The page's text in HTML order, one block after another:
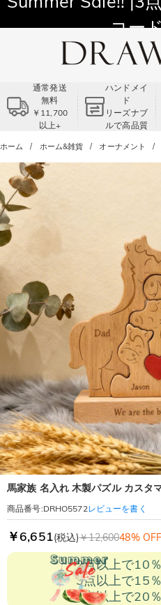
11,700円以上
Summer Sale!! |3
コー
通常発送
無料
￥11,700
以上+
ハンドメイ
ド
リーズナブ
ルで高品質
ホーム ホーム&雑貨 オーナメント
馬家族 名入れ 木製パズル カスタ
商品番号:DRHO5572レビューを書く
￥6,651(税込)￥12,60048% OFF
2点以上で10
3点以上で15
5点以上で20